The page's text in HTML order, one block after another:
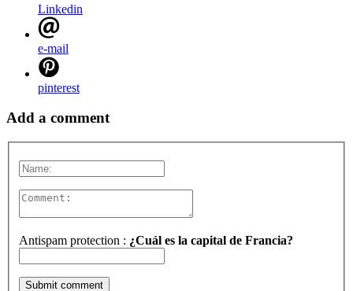
Linkedin
e-mail
pinterest
Add a comment
Antispam protection : ¿Cuál es la capital de Francia?